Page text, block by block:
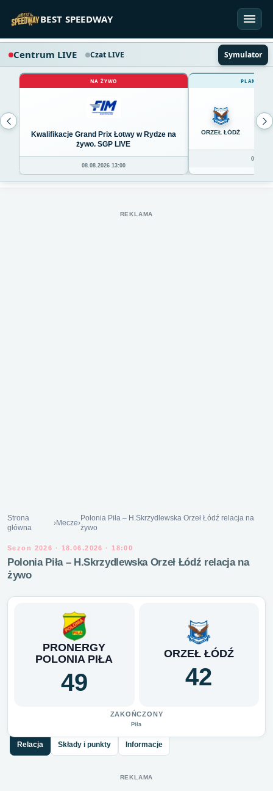
BEST SPEEDWAY
Centrum LIVE Czat LIVE Symulator
NA ŻYWO
Kwalifikacje Grand Prix Łotwy w Rydze na
żywo. SGP LIVE
08.08.2026 13:00
ORZEŁ ŁÓDŹ
0
REKLAMA
Strona
główna
›Mecze›
Polonia Piła – H.Skrzydlewska Orzeł Łódź relacja na
żywo
Sezon 2026 · 18.06.2026 · 18:00
Polonia Piła – H.Skrzydlewska Orzeł Łódź relacja na
żywo
PRONERGY
POLONIA PIŁA
49 42
ORZEŁ ŁÓDŹ
ZAKOŃCZONY
Piła
Relacja Składy i punkty Informacje
REKLAMA